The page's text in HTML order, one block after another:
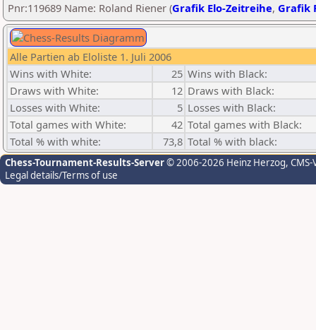
Pnr:119689 Name: Roland Riener (Grafik Elo-Zeitreihe, Grafik
Alle Partien ab Eloliste 1. Juli 2006
Wins with White:
25 Wins with Black:
Draws with White:
12 Draws with Black:
Losses with White:
5 Losses with Black:
Total games with White:
42 Total games with Black:
Total % with white:
73,8 Total % with black:
Chess-Tournament-Results-Server© 2006-2026 Heinz Herzog,
Legal details/Terms of use